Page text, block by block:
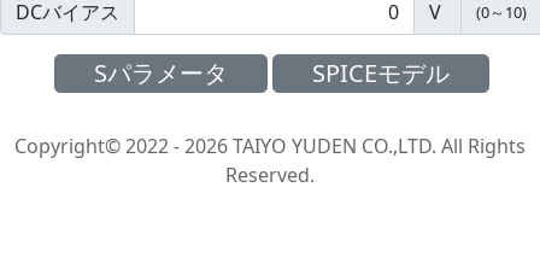
DCバイアス V (0～ 10)
Sパラメータ SPICEモデル
Copyright© 2022 - 2026 TAIYO YUDEN CO.,LTD. All Rights
Reserved.